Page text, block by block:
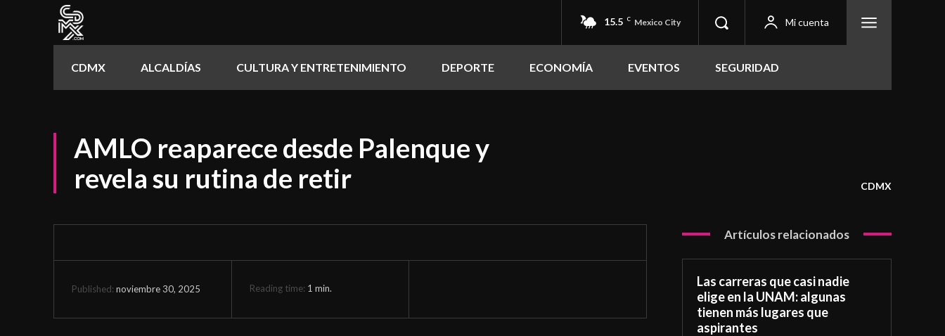
15.5 C Mexico City Mi cuenta
CDMX ALCALDÍAS CULTURA Y ENTRETENIMIENTO DEPORTE ECONOMÍA EVENTOS SEGURIDAD
AMLO reaparece desde Palenque y
revela su rutina de retir
CDMX
Published: noviembre 30, 2025 Reading time: 1 min.
Artículos relacionados
Las carreras que casi nadie
elige en la UNAM: algunas
tienen más lugares que
aspirantes